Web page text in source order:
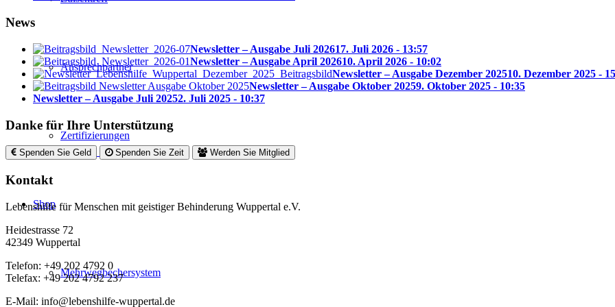
Ansprechpartner
Zertifizierungen
Shop
Mehrwegbechersystem
News
Newsletter – Ausgabe Juli 202617. Juli 2026 - 13:57
Newsletter – Ausgabe April 202610. April 2026 - 10:02
Newsletter – Ausgabe Dezember 202510. Dezember 2025 -
Newsletter – Ausgabe Oktober 20259. Oktober 2025 - 10:35
Newsletter – Ausgabe Juli 20252. Juli 2025 - 10:37
Danke für Ihre Unterstützung
Spenden Sie Geld Spenden Sie Zeit Werden Sie Mitglied
Kontakt
Lebenshilfe für Menschen mit geistiger Behinderung Wuppertal e.V.
Heidestrasse 72
42349 Wuppertal
Telefon: +49 202 4792 0
Telefax: +49 202 4792 237
E-Mail: info@lebenshilfe-wuppertal.de